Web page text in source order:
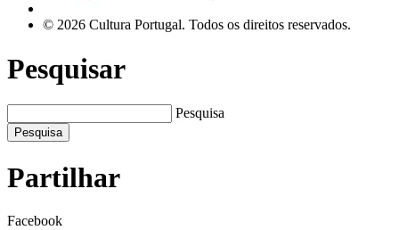
© 2026 Cultura Portugal. Todos os direitos reservados.
Pesquisar
Pesquisa
Pesquisa
Partilhar
Facebook